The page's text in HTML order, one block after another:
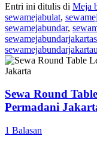
Entri ini ditulis di Meja
sewamejabulat,
sewamejabundar,
Sewa Round
Permadani
1 Balasan